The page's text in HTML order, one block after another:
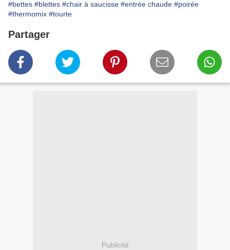
#bettes #blettes #chair à saucisse #entrée chaude #poirée
#thermomix #tourte
Partager
Publicité